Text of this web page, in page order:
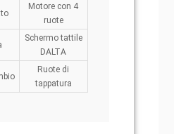
Motore con 4
ruote
Schermo tattile
DALTA
Ruote di
tappatura